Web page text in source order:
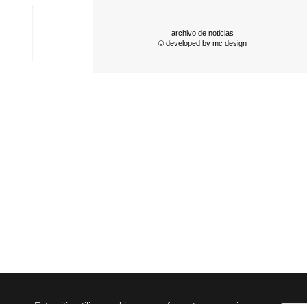
archivo de noticias
© developed by mc design